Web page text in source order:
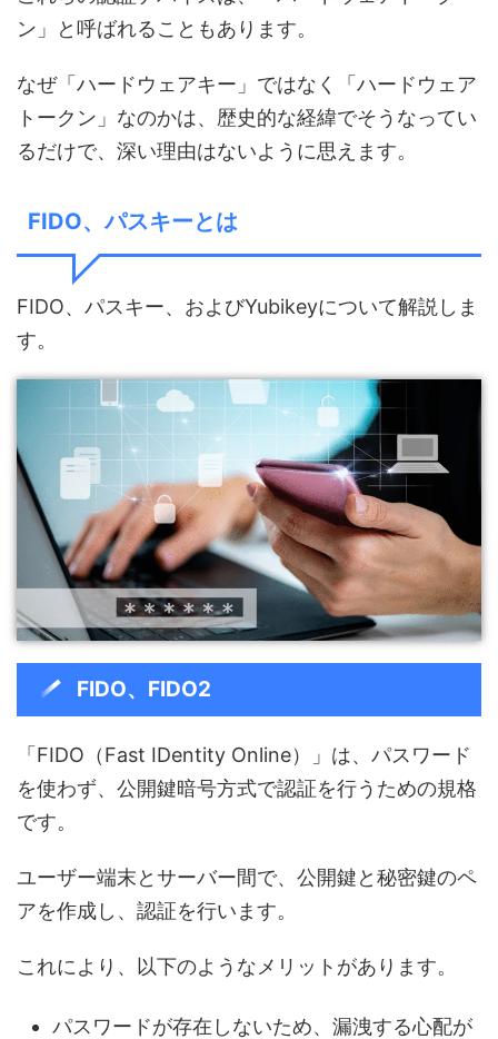
ン」と呼ばれることもあります。
なぜ「ハードウェアキー」ではなく「ハードウェア
トークン」なのかは、歴史的な経緯でそうなってい
るだけで、深い理由はないように思えます。
FIDO、パスキーとは
FIDO、パスキー、およびYubikeyについて解説しま
す。
FIDO、FIDO2
「FIDO（Fast IDentity Online）」は、パスワード
を使わず、公開鍵暗号方式で認証を行うための規格
です。
ユーザー端末とサーバー間で、公開鍵と秘密鍵のペ
アを作成し、認証を行います。
これにより、以下のようなメリットがあります。
パスワードが存在しないため、漏洩する心配が